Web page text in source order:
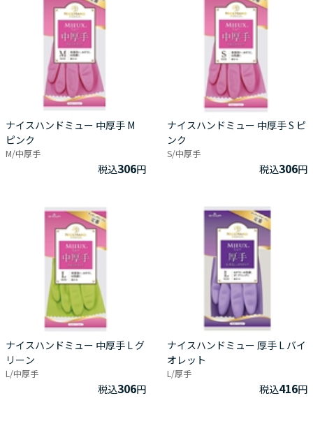
ナイスハンドミュー 中厚手 M
ピンク
M/中厚手
税込306円
ナイスハンドミュー 中厚手 S ピ
ンク
S/中厚手
税込306円
ナイスハンドミュー 中厚手 L グ
リーン
L/中厚手
税込306円
ナイスハンドミュー 厚手 L バイ
オレット
L/厚手
税込416円